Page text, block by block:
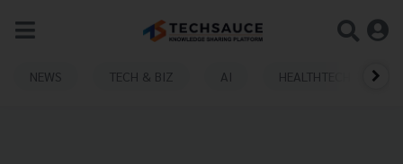
NEWS TECH & BIZ AI HEALTHTECH